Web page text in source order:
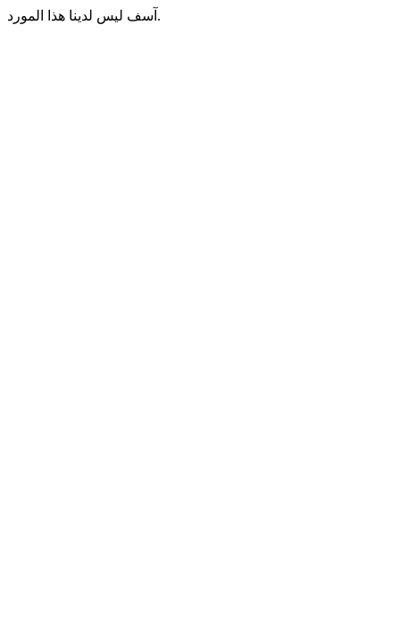
آسف ليس لدينا هذا المورد.